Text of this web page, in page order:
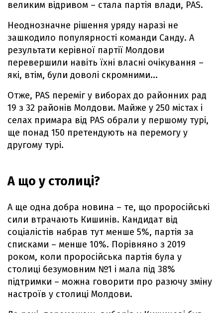
великим відривом – стала партія влади, PAS.
Неоднозначне рішення уряду наразі не
зашкодило популярності команди Санду. А
результати керівної партії Молдови
перевершили навіть їхні власні очікування –
які, втім, були доволі скромними...
Отже, PAS переміг у виборах до районних рад
19 з 32 районів Молдови. Майже у 250 містах і
селах примара від PAS обрали у першому турі,
ще понад 150 претендують на перемогу у
другому турі.
А що у столиці?
А ще одна добра новина – те, що проросійські
сили втрачають Кишинів. Кандидат від
соціалістів набрав тут менше 5%, партія за
списками – менше 10%. Порівняно з 2019
роком, коли проросійська партія була у
столиці безумовним №1 і мала під 38%
підтримки – можна говорити про разючу зміну
настроїв у столиці Молдови.